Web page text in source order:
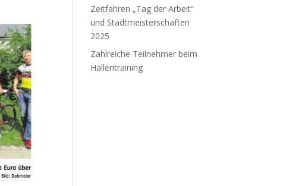
Zeitfahren „Tag der Arbeit“
und Stadtmeisterschaften
2025
Zahlreiche Teilnehmer beim
Hallentraining